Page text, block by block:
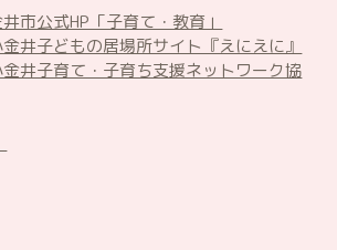
市公式HP「子育て・教育」
井子どもの居場所サイト『えにえに』
井子育て・子育ち支援ネットワーク協